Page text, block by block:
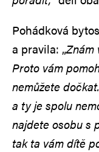
Pohádková
a pravila: „Znám
Proto vám
nemůžete
a ty je spolu
najdete osobu s
tak ta vám dítě